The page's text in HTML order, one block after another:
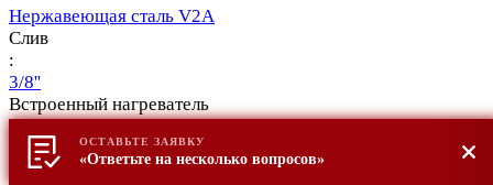
Нержавеющая сталь V2A
Слив
:
3/8''
Встроенный нагреватель
:
Есть
Габариты
ОСТАВЬТЕ ЗАЯВКУ
«Ответьте на несколько вопросов»